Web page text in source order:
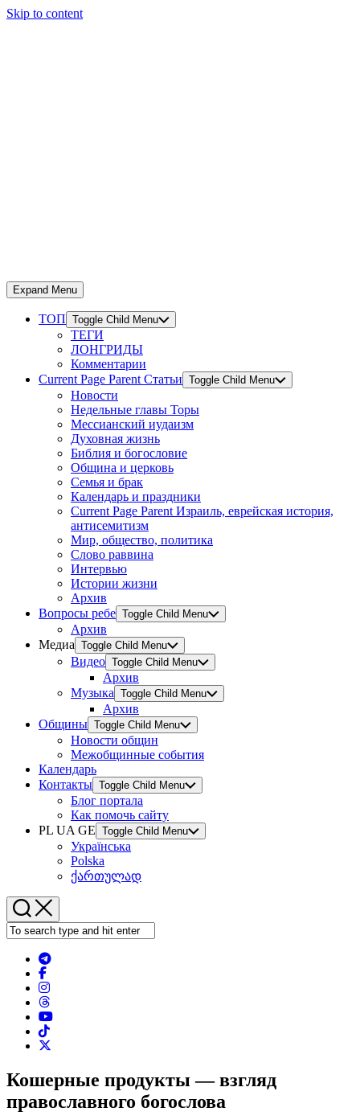
Skip to content
Expand Menu
ТОП Toggle Child Menu
ТЕГИ
ЛОНГРИДЫ
Комментарии
Current Page Parent Статьи Toggle Child Menu
Новости
Недельные главы Торы
Мессианский иудаизм
Духовная жизнь
Библия и богословие
Община и церковь
Семья и брак
Календарь и праздники
Current Page Parent Израиль, еврейская история,
антисемитизм
Мир, общество, политика
Слово раввина
Интервью
Истории жизни
Архив
Вопросы ребе Toggle Child Menu
Архив
Медиа Toggle Child Menu
Видео Toggle Child Menu
Архив
Музыка Toggle Child Menu
Архив
Общины Toggle Child Menu
Новости общин
Межобщинные события
Календарь
Контакты Toggle Child Menu
Блог портала
Как помочь сайту
PL UA GE Toggle Child Menu
Українська
Polska
ქართულად
Кошерные продукты — взгляд
православного богослова